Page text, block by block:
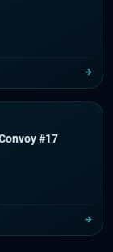
#17